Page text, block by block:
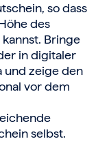
so dass
des
Bringe
in digitaler
und zeige den
vor dem
selbst.